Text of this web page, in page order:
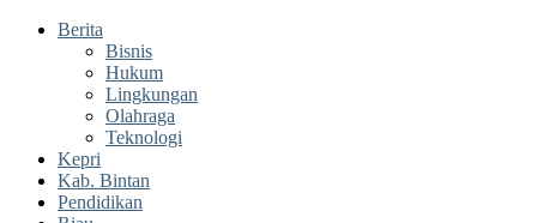
Berita
Bisnis
Hukum
Lingkungan
Olahraga
Teknologi
Kepri
Kab. Bintan
Pendidikan